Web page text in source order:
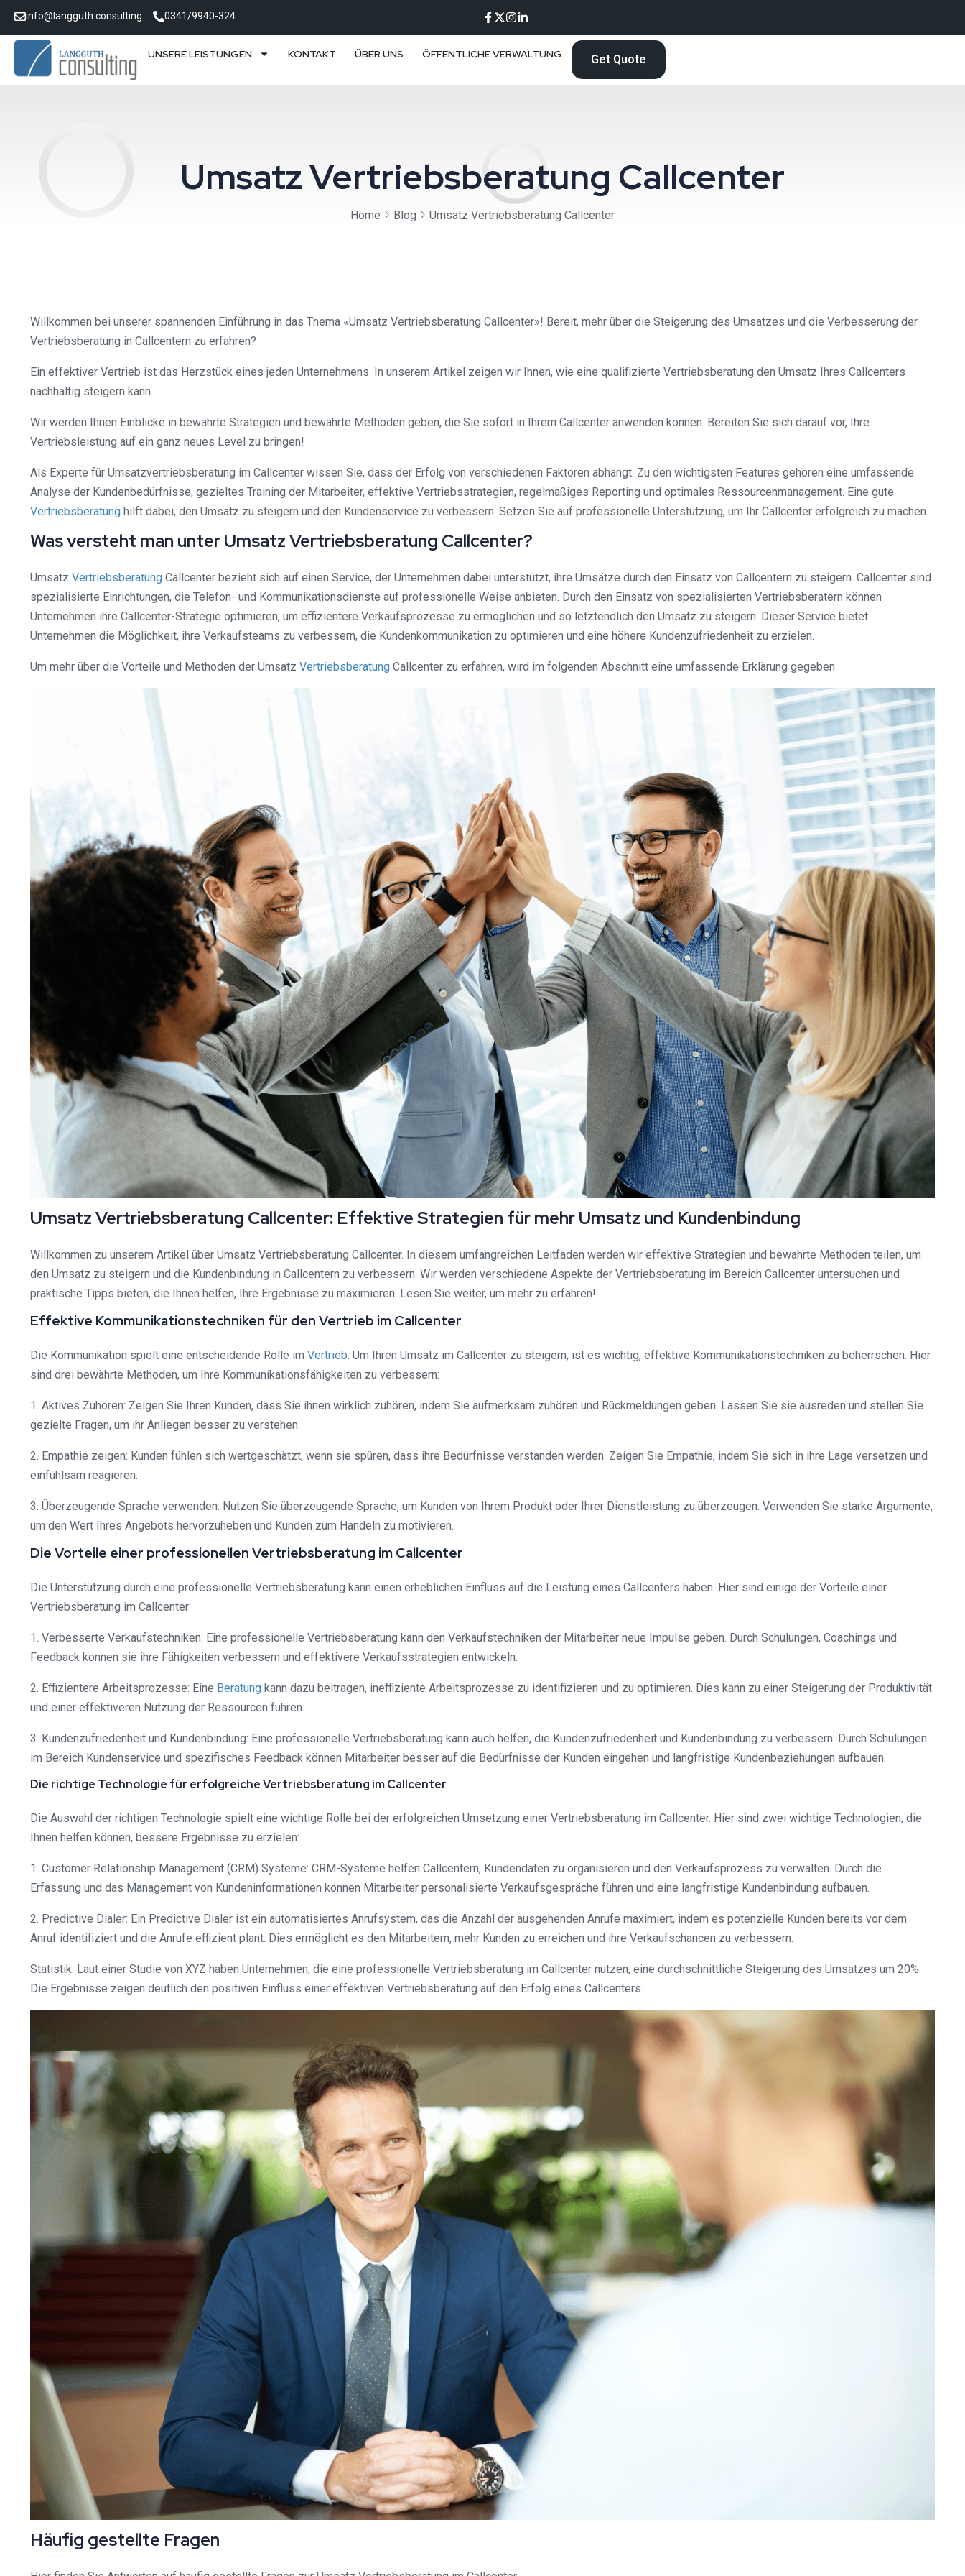
info@langguth.consulting 0341/9940-324
UNSERE LEISTUNGEN KONTAKT ÜBER UNS ÖFFENTLICHE VERWALTUNG Get Quote
Umsatz Vertriebsberatung Callcenter
Home Blog Umsatz Vertriebsberatung Callcenter
Willkommen bei unserer spannenden Einführung in das Thema «Umsatz Vertriebsberatung Callcenter»! Bereit, mehr über die Steigerung des Umsatzes und die Verbesserung der
Vertriebsberatung in Callcentern zu erfahren?
Ein effektiver Vertrieb ist das Herzstück eines jeden Unternehmens. In unserem Artikel zeigen wir Ihnen, wie eine qualifizierte Vertriebsberatung den Umsatz Ihres Callcenters
nachhaltig steigern kann.
Wir werden Ihnen Einblicke in bewährte Strategien und bewährte Methoden geben, die Sie sofort in Ihrem Callcenter anwenden können. Bereiten Sie sich darauf vor, Ihre
Vertriebsleistung auf ein ganz neues Level zu bringen!
Als Experte für Umsatzvertriebsberatung im Callcenter wissen Sie, dass der Erfolg von verschiedenen Faktoren abhängt. Zu den wichtigsten Features gehören eine umfassende
Analyse der Kundenbedürfnisse, gezieltes Training der Mitarbeiter, effektive Vertriebsstrategien, regelmäßiges Reporting und optimales Ressourcenmanagement. Eine gute
Vertriebsberatung hilft dabei, den Umsatz zu steigern und den Kundenservice zu verbessern. Setzen Sie auf professionelle Unterstützung, um Ihr Callcenter erfolgreich zu machen.
Was versteht man unter Umsatz Vertriebsberatung Callcenter?
Umsatz Vertriebsberatung Callcenter bezieht sich auf einen Service, der Unternehmen dabei unterstützt, ihre Umsätze durch den Einsatz von Callcentern zu steigern. Callcenter sind
spezialisierte Einrichtungen, die Telefon- und Kommunikationsdienste auf professionelle Weise anbieten. Durch den Einsatz von spezialisierten Vertriebsberatern können
Unternehmen ihre Callcenter-Strategie optimieren, um effizientere Verkaufsprozesse zu ermöglichen und so letztendlich den Umsatz zu steigern. Dieser Service bietet
Unternehmen die Möglichkeit, ihre Verkaufsteams zu verbessern, die Kundenkommunikation zu optimieren und eine höhere Kundenzufriedenheit zu erzielen.
Um mehr über die Vorteile und Methoden der Umsatz Vertriebsberatung Callcenter zu erfahren, wird im folgenden Abschnitt eine umfassende Erklärung gegeben.
Umsatz Vertriebsberatung Callcenter: Effektive Strategien für mehr Umsatz und Kundenbindung
Willkommen zu unserem Artikel über Umsatz Vertriebsberatung Callcenter. In diesem umfangreichen Leitfaden werden wir effektive Strategien und bewährte Methoden teilen, um
den Umsatz zu steigern und die Kundenbindung in Callcentern zu verbessern. Wir werden verschiedene Aspekte der Vertriebsberatung im Bereich Callcenter untersuchen und
praktische Tipps bieten, die Ihnen helfen, Ihre Ergebnisse zu maximieren. Lesen Sie weiter, um mehr zu erfahren!
Effektive Kommunikationstechniken für den Vertrieb im Callcenter
Die Kommunikation spielt eine entscheidende Rolle im Vertrieb. Um Ihren Umsatz im Callcenter zu steigern, ist es wichtig, effektive Kommunikationstechniken zu beherrschen. Hier
sind drei bewährte Methoden, um Ihre Kommunikationsfähigkeiten zu verbessern:
1. Aktives Zuhören: Zeigen Sie Ihren Kunden, dass Sie ihnen wirklich zuhören, indem Sie aufmerksam zuhören und Rückmeldungen geben. Lassen Sie sie ausreden und stellen Sie
gezielte Fragen, um ihr Anliegen besser zu verstehen.
2. Empathie zeigen: Kunden fühlen sich wertgeschätzt, wenn sie spüren, dass ihre Bedürfnisse verstanden werden. Zeigen Sie Empathie, indem Sie sich in ihre Lage versetzen und
einfühlsam reagieren.
3. Überzeugende Sprache verwenden: Nutzen Sie überzeugende Sprache, um Kunden von Ihrem Produkt oder Ihrer Dienstleistung zu überzeugen. Verwenden Sie starke Argumente,
um den Wert Ihres Angebots hervorzuheben und Kunden zum Handeln zu motivieren.
Die Vorteile einer professionellen Vertriebsberatung im Callcenter
Die Unterstützung durch eine professionelle Vertriebsberatung kann einen erheblichen Einfluss auf die Leistung eines Callcenters haben. Hier sind einige der Vorteile einer
Vertriebsberatung im Callcenter:
1. Verbesserte Verkaufstechniken: Eine professionelle Vertriebsberatung kann den Verkaufstechniken der Mitarbeiter neue Impulse geben. Durch Schulungen, Coachings und
Feedback können sie ihre Fähigkeiten verbessern und effektivere Verkaufsstrategien entwickeln.
2. Effizientere Arbeitsprozesse: Eine Beratung kann dazu beitragen, ineffiziente Arbeitsprozesse zu identifizieren und zu optimieren. Dies kann zu einer Steigerung der Produktivität
und einer effektiveren Nutzung der Ressourcen führen.
3. Kundenzufriedenheit und Kundenbindung: Eine professionelle Vertriebsberatung kann auch helfen, die Kundenzufriedenheit und Kundenbindung zu verbessern. Durch Schulungen
im Bereich Kundenservice und spezifisches Feedback können Mitarbeiter besser auf die Bedürfnisse der Kunden eingehen und langfristige Kundenbeziehungen aufbauen.
Die richtige Technologie für erfolgreiche Vertriebsberatung im Callcenter
Die Auswahl der richtigen Technologie spielt eine wichtige Rolle bei der erfolgreichen Umsetzung einer Vertriebsberatung im Callcenter. Hier sind zwei wichtige Technologien, die
Ihnen helfen können, bessere Ergebnisse zu erzielen:
1. Customer Relationship Management (CRM) Systeme: CRM-Systeme helfen Callcentern, Kundendaten zu organisieren und den Verkaufsprozess zu verwalten. Durch die
Erfassung und das Management von Kundeninformationen können Mitarbeiter personalisierte Verkaufsgespräche führen und eine langfristige Kundenbindung aufbauen.
2. Predictive Dialer: Ein Predictive Dialer ist ein automatisiertes Anrufsystem, das die Anzahl der ausgehenden Anrufe maximiert, indem es potenzielle Kunden bereits vor dem
Anruf identifiziert und die Anrufe effizient plant. Dies ermöglicht es den Mitarbeitern, mehr Kunden zu erreichen und ihre Verkaufschancen zu verbessern.
Statistik: Laut einer Studie von XYZ haben Unternehmen, die eine professionelle Vertriebsberatung im Callcenter nutzen, eine durchschnittliche Steigerung des Umsatzes um 20%.
Die Ergebnisse zeigen deutlich den positiven Einfluss einer effektiven Vertriebsberatung auf den Erfolg eines Callcenters.
Häufig gestellte Fragen